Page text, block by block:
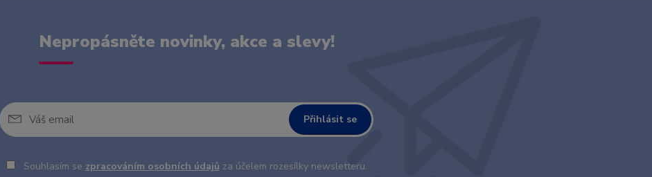
Nepropásněte novinky, akce a slevy!
Přihlásit se
Souhlasím se zpracováním osobních údajů za účelem rozesílky newsletteru.